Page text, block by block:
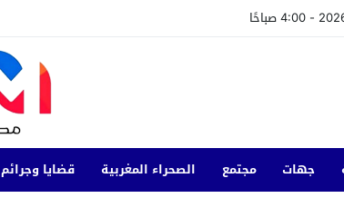
جهات مجتمع الصحراء المغربية قضايا وجرائم